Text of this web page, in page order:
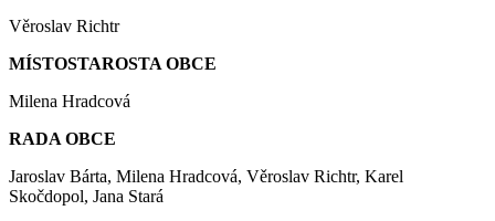
Věroslav Richtr
MÍSTOSTAROSTA OBCE
Milena Hradcová
RADA OBCE
Jaroslav Bárta, Milena Hradcová, Věroslav Richtr, Karel
Skočdopol, Jana Stará